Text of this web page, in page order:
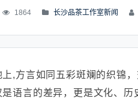
1864 长沙品茶工作室新闻
,方言如同五彩斑斓的织锦
语言的差异，更是文化、